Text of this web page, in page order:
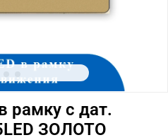
рамку с дат.
ЗОЛОТО